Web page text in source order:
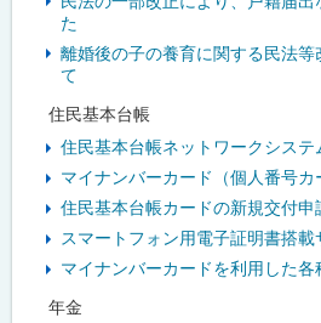
た
離婚後の子の養育に関する民法
て
住民基本台帳
住民基本台帳ネットワークシステ
マイナンバーカード（個人番号カ
住民基本台帳カードの新規交付
スマートフォン用電子証明書搭
マイナンバーカードを利用した各
年金